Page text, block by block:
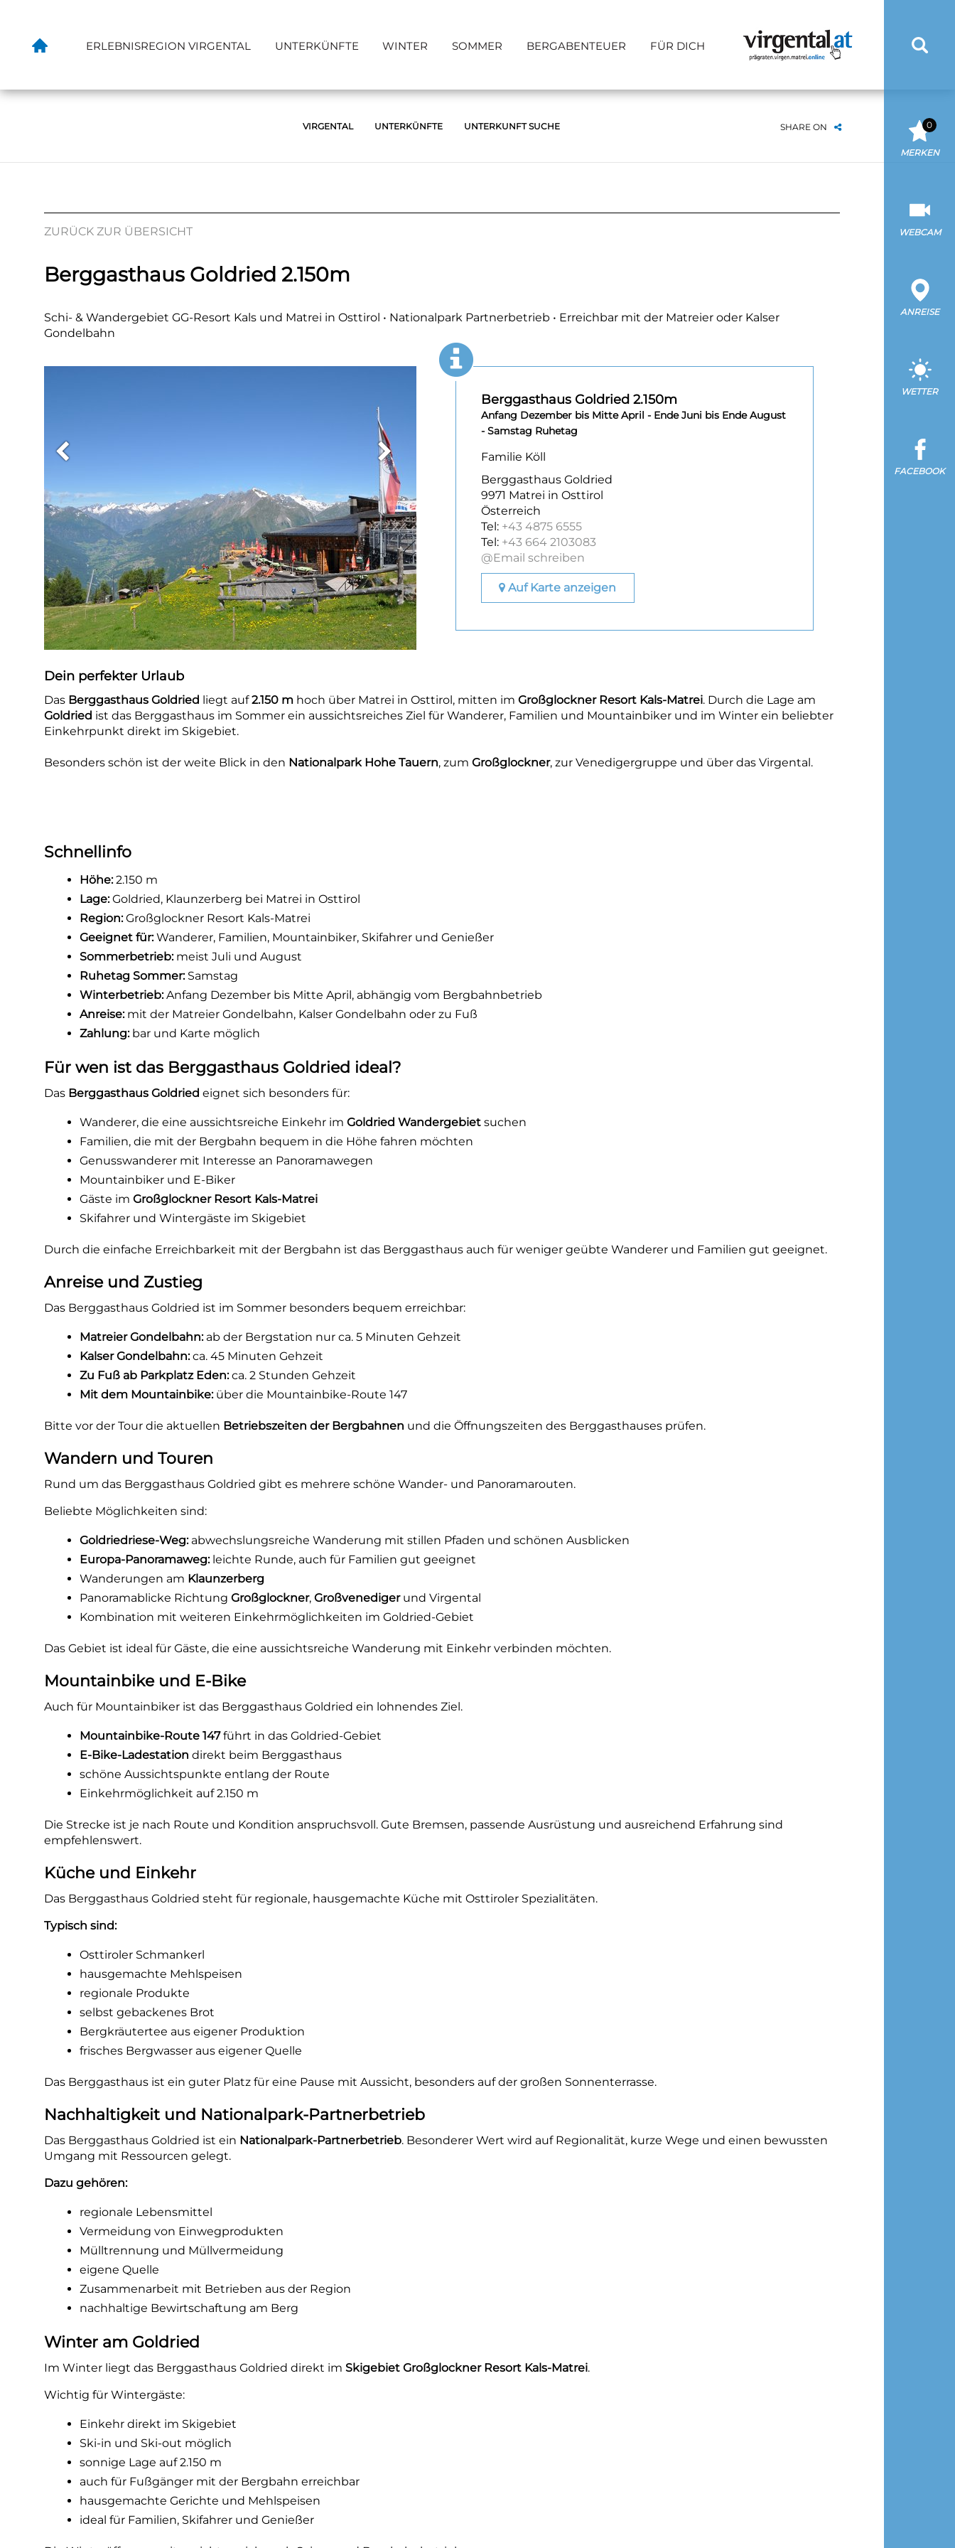
0
MERKEN
WEBCAM
ANREISE
WETTER
FACEBOOK
ERLEBNISREGION VIRGENTAL UNTERKÜNFTE WINTER SOMMER BERGABENTEUER FÜR DICH
VIRGENTAL UNTERKÜNFTE UNTERKUNFT SUCHE SHARE ON
ZURÜCK ZUR ÜBERSICHT
Berggasthaus Goldried 2.150m
Schi- & Wandergebiet GG-Resort Kals und Matrei in Osttirol • Nationalpark Partnerbetrieb • Erreichbar mit der Matreier oder Kalser
Gondelbahn
Berggasthaus Goldried 2.150m
Anfang Dezember bis Mitte April - Ende Juni bis Ende August
- Samstag Ruhetag
Familie Köll
Berggasthaus Goldried
9971 Matrei in Osttirol
Österreich
Tel: +43 4875 6555
Tel: +43 664 2103083
@Email schreiben
Auf Karte anzeigen
Dein perfekter Urlaub
Das Berggasthaus Goldried liegt auf2.150 m hoch über Matrei in Osttirol, mitten imGroßglockner Resort Kals-Matrei. Durch die Lage am
Goldried ist das Berggasthaus im Sommer ein aussichtsreiches Ziel für Wanderer, Familien und Mountainbiker und im Winter ein beliebter
Einkehrpunkt direkt im Skigebiet.
Besonders schön ist der weite Blick in den Nationalpark Hohe Tauern, zumGroßglockner, zur Venedigergruppe und über das Virgental.
Schnellinfo
Höhe:2.150 m
Lage:Goldried, Klaunzerberg bei Matrei in Osttirol
Region:Großglockner Resort Kals-Matrei
Geeignet für:Wanderer, Familien, Mountainbiker, Skifahrer und Genießer
Sommerbetrieb:meist Juli und August
Ruhetag Sommer:Samstag
Winterbetrieb:Anfang Dezember bis Mitte April, abhängig vom Bergbahnbetrieb
Anreise:mit der Matreier Gondelbahn, Kalser Gondelbahn oder zu Fuß
Zahlung:bar und Karte möglich
Für wen ist das Berggasthaus Goldried ideal?
Das Berggasthaus Goldried eignet sich besonders für:
Wanderer, die eine aussichtsreiche Einkehr imGoldried Wandergebiet suchen
Familien, die mit der Bergbahn bequem in die Höhe fahren möchten
Genusswanderer mit Interesse an Panoramawegen
Mountainbiker und E-Biker
Gäste imGroßglockner Resort Kals-Matrei
Skifahrer und Wintergäste im Skigebiet
Durch die einfache Erreichbarkeit mit der Bergbahn ist das Berggasthaus auch für weniger geübte Wanderer und Familien gut geeignet.
Anreise und Zustieg
Das Berggasthaus Goldried ist im Sommer besonders bequem erreichbar:
Matreier Gondelbahn:ab der Bergstation nur ca. 5 Minuten Gehzeit
Kalser Gondelbahn:ca. 45 Minuten Gehzeit
Zu Fuß ab Parkplatz Eden:ca. 2 Stunden Gehzeit
Mit dem Mountainbike:über die Mountainbike-Route 147
Bitte vor der Tour die aktuellen Betriebszeiten der Bergbahnen und die Öffnungszeiten des Berggasthauses prüfen.
Wandern und Touren
Rund um das Berggasthaus Goldried gibt es mehrere schöne Wander- und Panoramarouten.
Beliebte Möglichkeiten sind:
Goldriedriese-Weg:abwechslungsreiche Wanderung mit stillen Pfaden und schönen Ausblicken
Europa-Panoramaweg:leichte Runde, auch für Familien gut geeignet
Wanderungen am Klaunzerberg
Panoramablicke RichtungGroßglockner,Großvenedigerund Virgental
Kombination mit weiteren Einkehrmöglichkeiten im Goldried-Gebiet
Das Gebiet ist ideal für Gäste, die eine aussichtsreiche Wanderung mit Einkehr verbinden möchten.
Mountainbike und E-Bike
Auch für Mountainbiker ist das Berggasthaus Goldried ein lohnendes Ziel.
Mountainbike-Route 147führt in das Goldried-Gebiet
E-Bike-Ladestation direkt beim Berggasthaus
schöne Aussichtspunkte entlang der Route
Einkehrmöglichkeit auf 2.150 m
Die Strecke ist je nach Route und Kondition anspruchsvoll. Gute Bremsen, passende Ausrüstung und ausreichend Erfahrung sind
empfehlenswert.
Küche und Einkehr
Das Berggasthaus Goldried steht für regionale, hausgemachte Küche mit Osttiroler Spezialitäten.
Typisch sind:
Osttiroler Schmankerl
hausgemachte Mehlspeisen
regionale Produkte
selbst gebackenes Brot
Bergkräutertee aus eigener Produktion
frisches Bergwasser aus eigener Quelle
Das Berggasthaus ist ein guter Platz für eine Pause mit Aussicht, besonders auf der großen Sonnenterrasse.
Nachhaltigkeit und Nationalpark-Partnerbetrieb
Das Berggasthaus Goldried ist ein Nationalpark-Partnerbetrieb. Besonderer Wert wird auf Regionalität, kurze Wege und einen bewussten
Umgang mit Ressourcen gelegt.
Dazu gehören:
regionale Lebensmittel
Vermeidung von Einwegprodukten
Mülltrennung und Müllvermeidung
eigene Quelle
Zusammenarbeit mit Betrieben aus der Region
nachhaltige Bewirtschaftung am Berg
Winter am Goldried
Im Winter liegt das Berggasthaus Goldried direkt imSkigebiet Großglockner Resort Kals-Matrei.
Wichtig für Wintergäste:
Einkehr direkt im Skigebiet
Ski-in und Ski-out möglich
sonnige Lage auf 2.150 m
auch für Fußgänger mit der Bergbahn erreichbar
hausgemachte Gerichte und Mehlspeisen
ideal für Familien, Skifahrer und Genießer